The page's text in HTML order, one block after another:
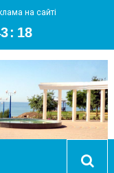
на сайті
: 19
Южный